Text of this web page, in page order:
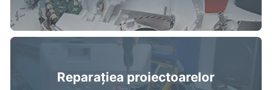
Reparațiea proiectoarelor